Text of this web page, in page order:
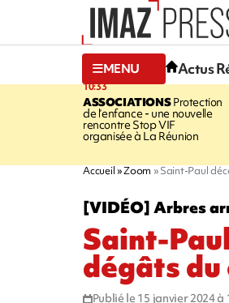
MENU Actus
10:33
ASSOCIATIONSProtection
de l’enfance - une nouvelle
rencontre Stop VIF
organisée à La Réunion
Accueil Zoom Saint-Paul
[VIDÉO] Arbres
Saint-
dégâts
Publié le 15 janvier 2024 à